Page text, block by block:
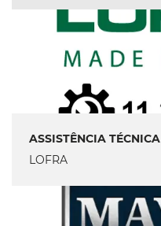
ASSISTÊNCIA TÉCNICA
LOFRA